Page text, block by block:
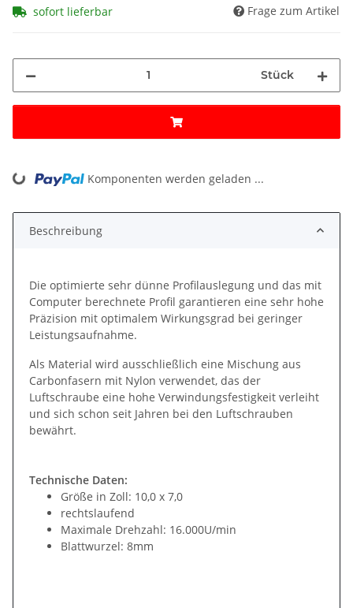
sofort lieferbar Frage zum Artikel
Stück
Loading... Komponenten werden geladen ...
Beschreibung
Die optimierte sehr dünne Profilauslegung und das mit
Computer berechnete Profil garantieren eine sehr hohe
Präzision mit optimalem Wirkungsgrad bei geringer
Leistungsaufnahme.
Als Material wird ausschließlich eine Mischung aus
Carbonfasern mit Nylon verwendet, das der
Luftschraube eine hohe Verwindungsfestigkeit verleiht
und sich schon seit Jahren bei den Luftschrauben
bewährt.
Technische Daten:
Größe in Zoll: 10,0 x 7,0
rechtslaufend
Maximale Drehzahl: 16.000U/min
Blattwurzel: 8mm